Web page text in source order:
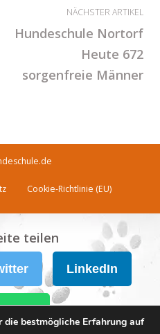
NÄCHSTER ARTIKEL
Hundeschule Nortorf
Heute 672
sorgenfreie Männer
Cookie-Richtlinie (EU)
bestmögliche Erfahrung auf
teilen
LinkedIn